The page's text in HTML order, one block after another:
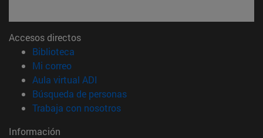
Accesos directos
Biblioteca
Mi correo(abre en nueva ventana)
Aula virtual ADI
Búsqueda de personas(abre en nueva ventana)
Trabaja con nosotros(abre en nueva ventana)
Información